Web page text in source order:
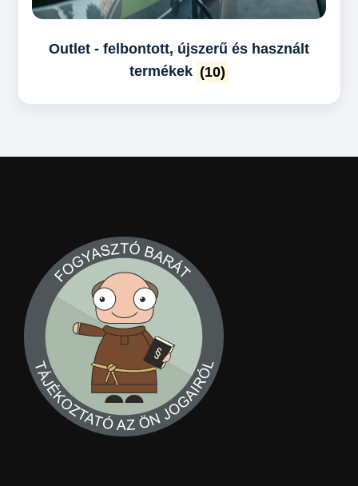
Outlet - felbontott, újszerű és használt
termékek (10)